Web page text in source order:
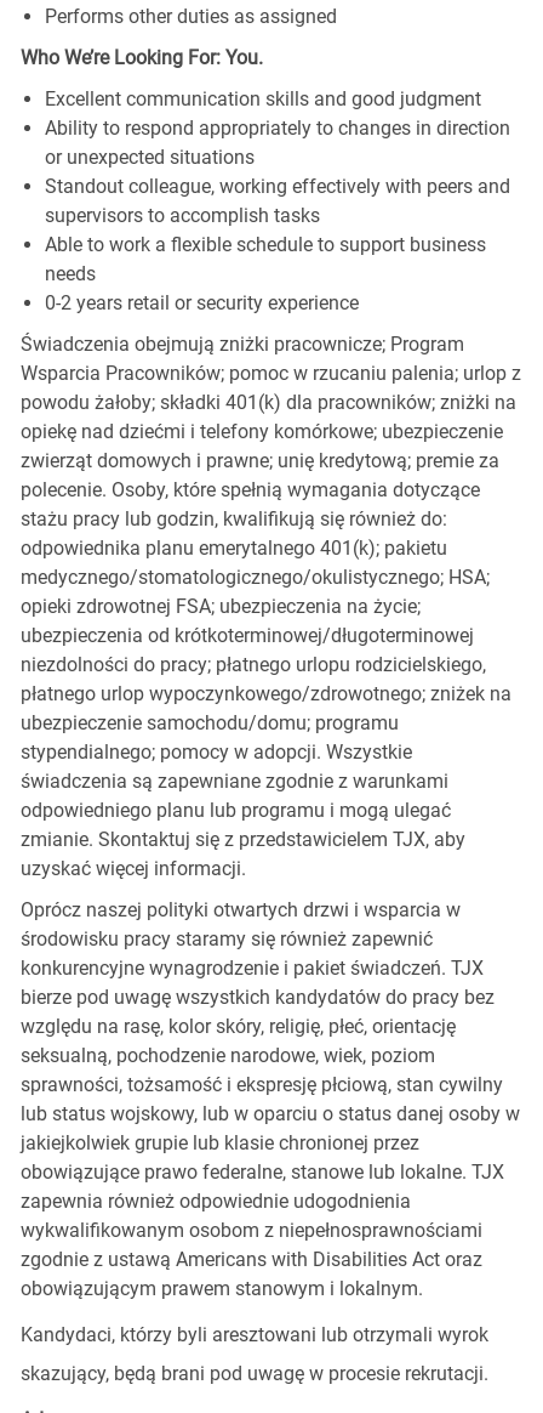
Performs other duties as assigned
Who We’re Looking For: You.
Excellent communication skills and good judgment
Ability to respond appropriately to changes in direction
or unexpected situations
Standout colleague, working effectively with peers and
supervisors to accomplish tasks
Able to work a flexible schedule to support business
needs
0-2 years retail or security experience
Świadczenia obejmują zniżki pracownicze; Program
Wsparcia Pracowników; pomoc w rzucaniu palenia; urlop z
powodu żałoby; składki 401(k) dla pracowników; zniżki na
opiekę nad dziećmi i telefony komórkowe; ubezpieczenie
zwierząt domowych i prawne; unię kredytową; premie za
polecenie. Osoby, które spełnią wymagania dotyczące
stażu pracy lub godzin, kwalifikują się również do:
odpowiednika planu emerytalnego 401(k); pakietu
medycznego/stomatologicznego/okulistycznego; HSA;
opieki zdrowotnej FSA; ubezpieczenia na życie;
ubezpieczenia od krótkoterminowej/długoterminowej
niezdolności do pracy; płatnego urlopu rodzicielskiego,
płatnego urlop wypoczynkowego/zdrowotnego; zniżek na
ubezpieczenie samochodu/domu; programu
stypendialnego; pomocy w adopcji. Wszystkie
świadczenia są zapewniane zgodnie z warunkami
odpowiedniego planu lub programu i mogą ulegać
zmianie. Skontaktuj się z przedstawicielem TJX, aby
uzyskać więcej informacji.
Oprócz naszej polityki otwartych drzwi i wsparcia w
środowisku pracy staramy się również zapewnić
konkurencyjne wynagrodzenie i pakiet świadczeń. TJX
bierze pod uwagę wszystkich kandydatów do pracy bez
względu na rasę, kolor skóry, religię, płeć, orientację
seksualną, pochodzenie narodowe, wiek, poziom
sprawności, tożsamość i ekspresję płciową, stan cywilny
lub status wojskowy, lub w oparciu o status danej osoby w
jakiejkolwiek grupie lub klasie chronionej przez
obowiązujące prawo federalne, stanowe lub lokalne. TJX
zapewnia również odpowiednie udogodnienia
wykwalifikowanym osobom z niepełnosprawnościami
zgodnie z ustawą Americans with Disabilities Act oraz
obowiązującym prawem stanowym i lokalnym.
Kandydaci, którzy byli aresztowani lub otrzymali wyrok
skazujący, będą brani pod uwagę w procesie rekrutacji.